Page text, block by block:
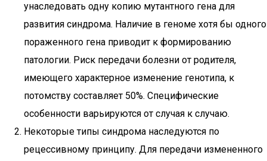
унаследовать одну копию мутантного гена для
развития синдрома. Наличие в геноме хотя бы одного
пораженного гена приводит к формированию
патологии. Риск передачи болезни от родителя,
имеющего характерное изменение генотипа, к
потомству составляет 50%. Специфические
особенности варьируются от случая к случаю.
Некоторые типы синдрома наследуются по
рецессивному принципу. Для передачи измененного